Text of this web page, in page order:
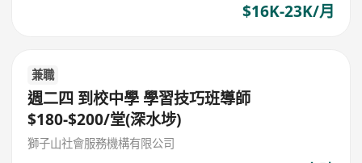
$16K-23K/月
兼職
週二四 到校中學 學習技巧班導師
$180-$200/堂(深水埗)
獅子山社會服務機構有限公司